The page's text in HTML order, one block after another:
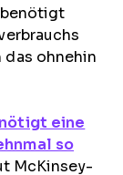
benötigt
das ohnehin
eine
so
McKinsey-